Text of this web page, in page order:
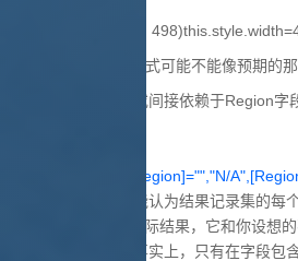
表达式可能不能像预期的
两个表达式都直接或间接依赖于Region
RegionString: IIf([Region]="","N/
只看表达式，你可能认为结果记录集的每
展示了实际结果，它和你设想
包含一个字符串。事实上，只有在字段包